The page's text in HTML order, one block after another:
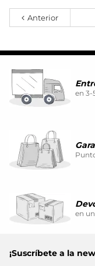
Anterior
en 3-
en
¡Suscríbete a la